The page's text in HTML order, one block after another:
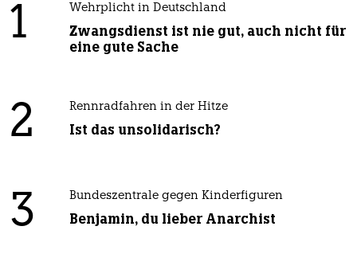
1 Wehrplicht in Deutschland
Zwangsdienst ist nie gut, auch nicht für
eine gute Sache
2 Rennradfahren in der Hitze
Ist das unsolidarisch?
3 Bundeszentrale gegen Kinderfiguren
Benjamin, du lieber Anarchist